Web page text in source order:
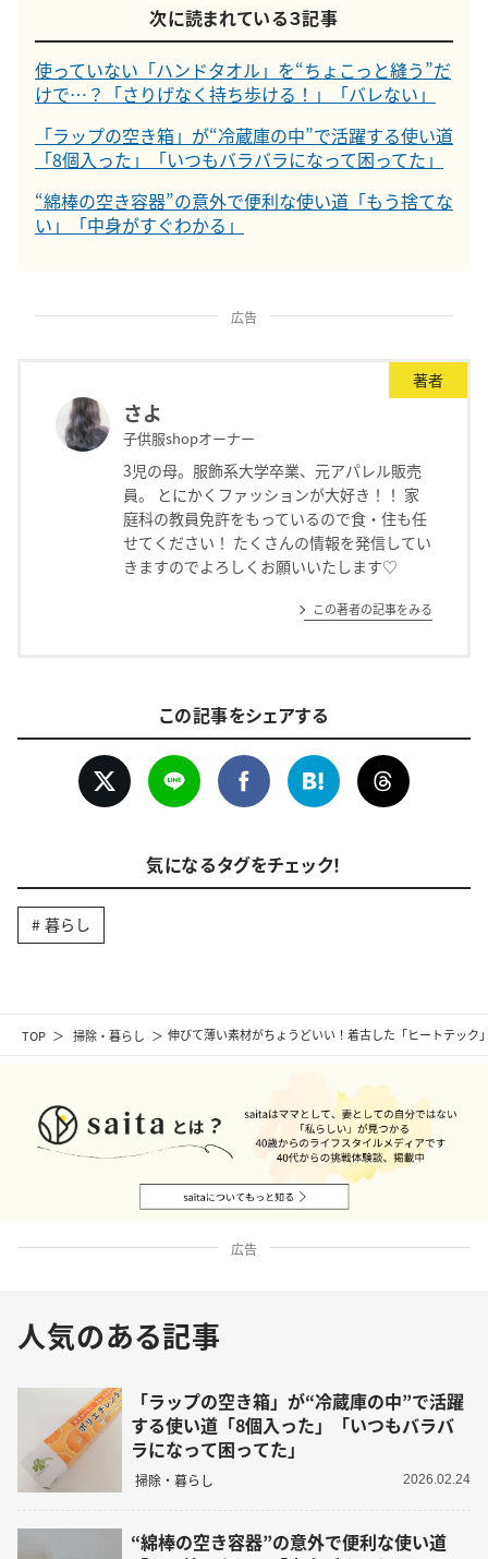
TOP 掃除・暮らし 伸びて薄い素材がちょうどいい！着古した「ヒートテック
次に読まれている３記事
使っていない「ハンドタオル」を“ちょこっと縫う”だ
けで…？「さりげなく持ち歩ける！」「バレない」
「ラップの空き箱」が“冷蔵庫の中”で活躍する使い道
「8個入った」「いつもバラバラになって困ってた」
“綿棒の空き容器”の意外で便利な使い道「もう捨てな
い」「中身がすぐわかる」
広告
著者
さよ
子供服shopオーナー
3児の母。服飾系大学卒業、元アパレル販売
員。 とにかくファッションが大好き！！ 家
庭科の教員免許をもっているので食・住も任
せてください！ たくさんの情報を発信してい
きますのでよろしくお願いいたします♡
この著者の記事をみる
この記事をシェアする
気になるタグをチェック！
暮らし
広告
人気のある記事
「ラップの空き箱」が“冷蔵庫の中”で活躍
する使い道「8個入った」「いつもバラバ
ラになって困ってた」
掃除・暮らし 2026.02.24
“綿棒の空き容器”の意外で便利な使い道